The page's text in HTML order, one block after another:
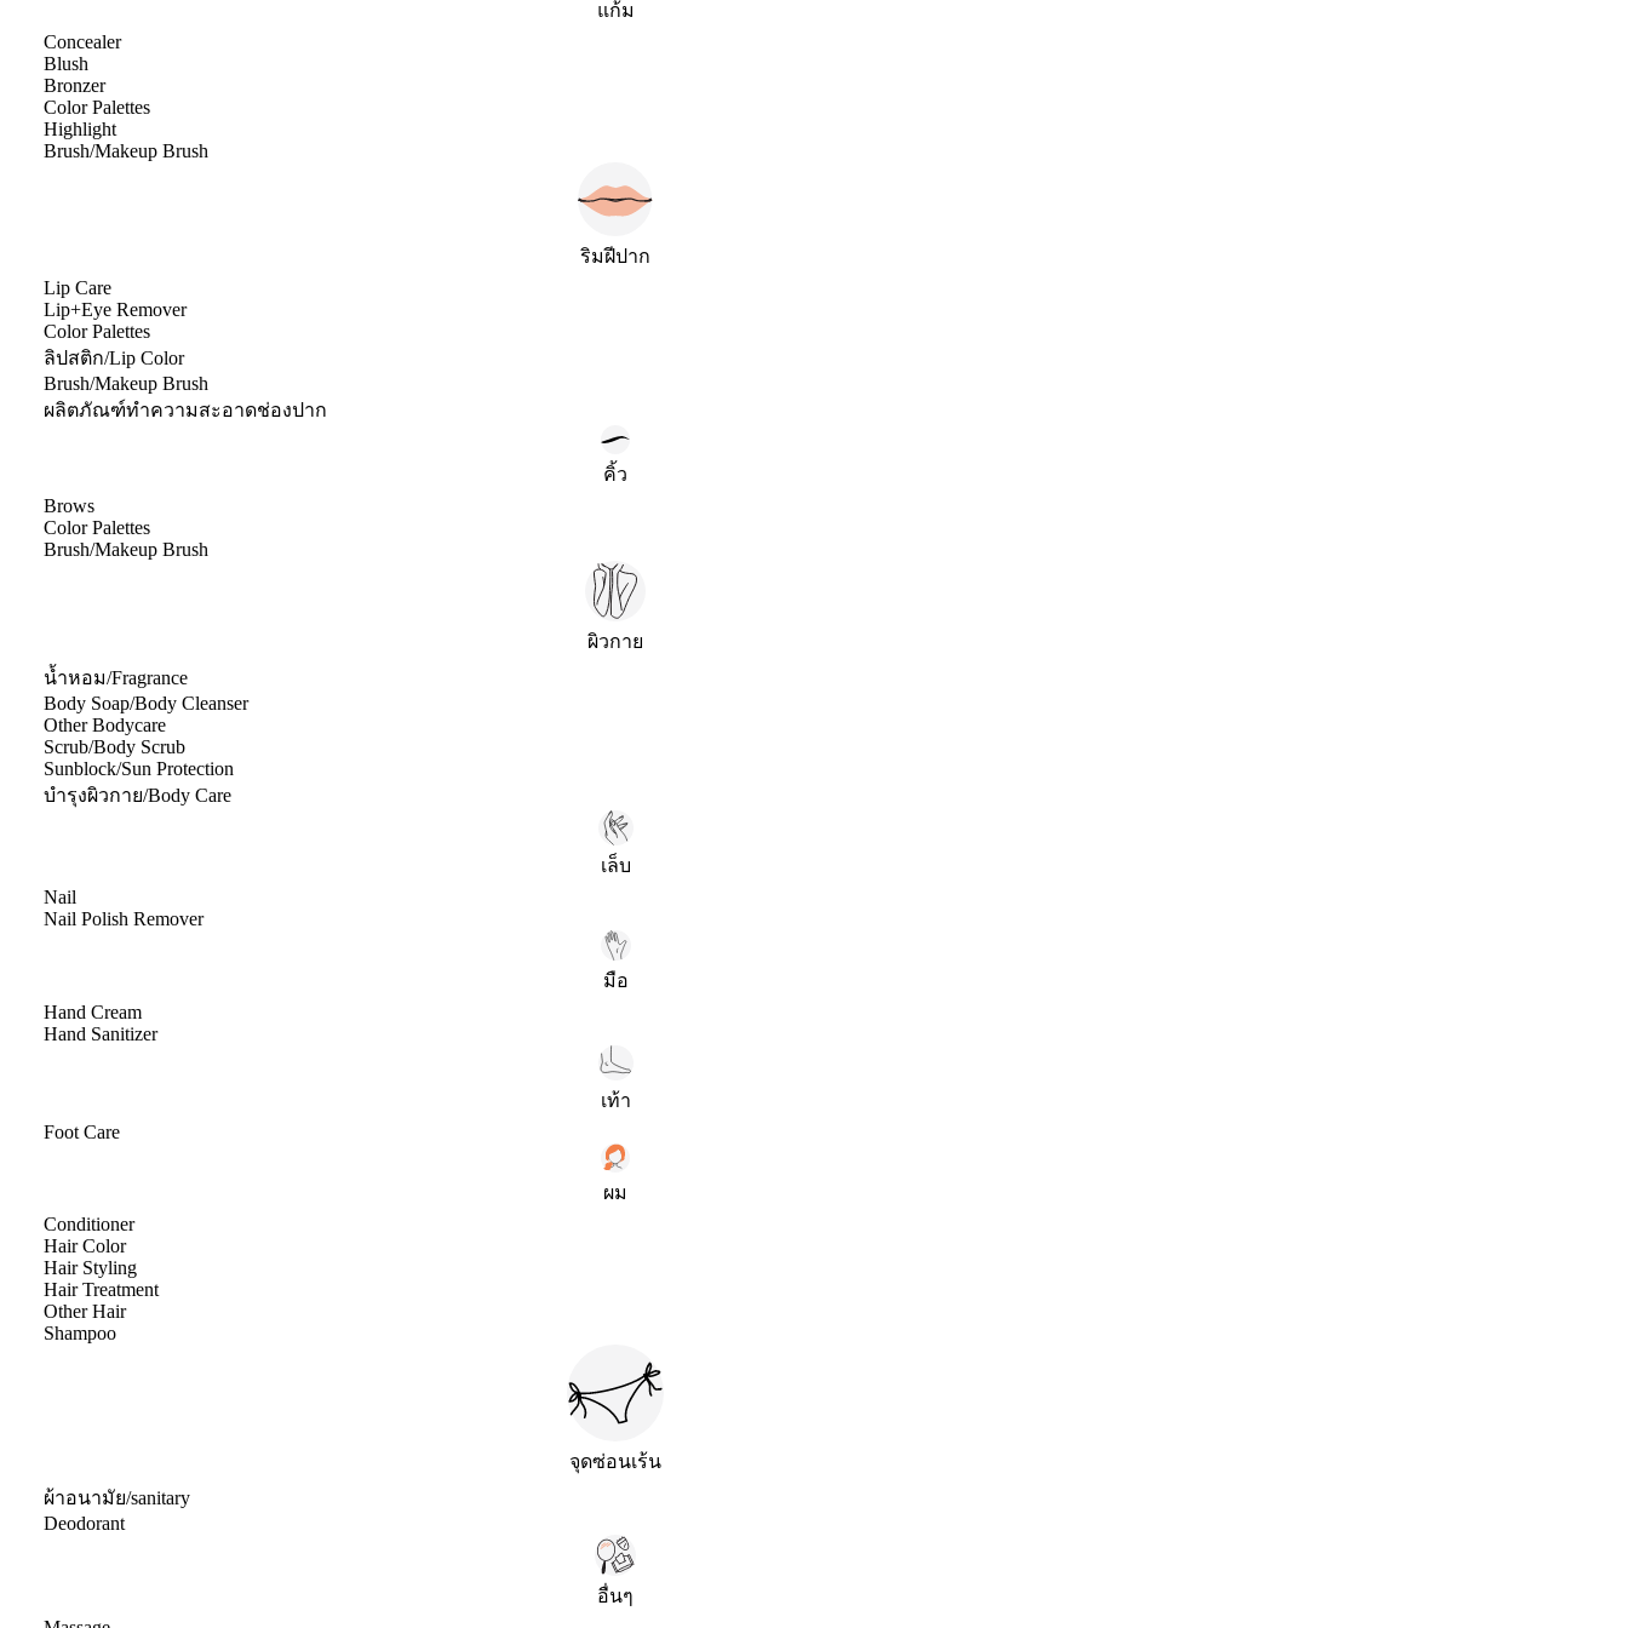
แก้ม
Concealer
Blush
Bronzer
Color Palettes
Highlight
Brush/Makeup Brush
ริมฝีปาก
Lip Care
Lip+Eye Remover
Color Palettes
ลิปสติก/Lip Color
Brush/Makeup Brush
ผลิตภัณฑ์ทำความสะอาดช่องปาก
คิ้ว
Brows
Color Palettes
Brush/Makeup Brush
ผิวกาย
น้ำหอม/Fragrance
Body Soap/Body Cleanser
Other Bodycare
Scrub/Body Scrub
Sunblock/Sun Protection
บำรุงผิวกาย/Body Care
เล็บ
Nail
Nail Polish Remover
มือ
Hand Cream
Hand Sanitizer
เท้า
Foot Care
ผม
Conditioner
Hair Color
Hair Styling
Hair Treatment
Other Hair
Shampoo
จุดซ่อนเร้น
ผ้าอนามัย/sanitary
Deodorant
อื่นๆ